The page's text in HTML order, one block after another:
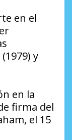
en el
y
en la
firma del
el 15